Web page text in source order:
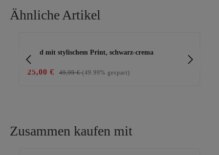
Ähnliche Artikel
Kleid mit stylischem Print, schwarz-crema
25,00 € 49,99 €(49.99% gespart)
Zusammen kaufen mit